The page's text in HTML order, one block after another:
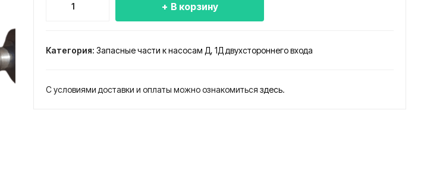
(Болгария)
В корзину
Категория: Запасные части к насосам Д, 1Д двухстороннего входа
С условиями доставки и оплаты можно ознакомиться здесь.